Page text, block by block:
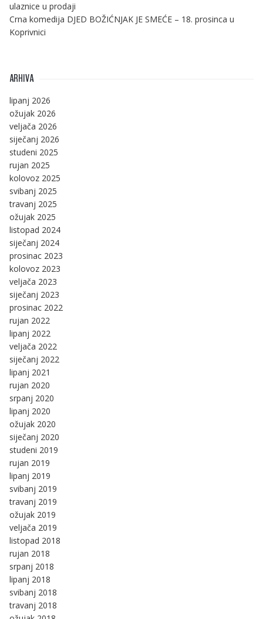
ulaznice u prodaji
Crna komedija DJED BOŽIĆNJAK JE SMEĆE – 18. prosinca u
Koprivnici
ARHIVA
lipanj 2026
ožujak 2026
veljača 2026
siječanj 2026
studeni 2025
rujan 2025
kolovoz 2025
svibanj 2025
travanj 2025
ožujak 2025
listopad 2024
siječanj 2024
prosinac 2023
kolovoz 2023
veljača 2023
siječanj 2023
prosinac 2022
rujan 2022
lipanj 2022
veljača 2022
siječanj 2022
lipanj 2021
rujan 2020
srpanj 2020
lipanj 2020
ožujak 2020
siječanj 2020
studeni 2019
rujan 2019
lipanj 2019
svibanj 2019
travanj 2019
ožujak 2019
veljača 2019
listopad 2018
rujan 2018
srpanj 2018
lipanj 2018
svibanj 2018
travanj 2018